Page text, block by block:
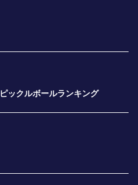
ピックルボールランキング